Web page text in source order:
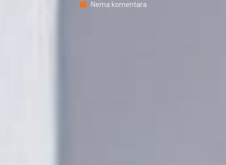
Nema komentara